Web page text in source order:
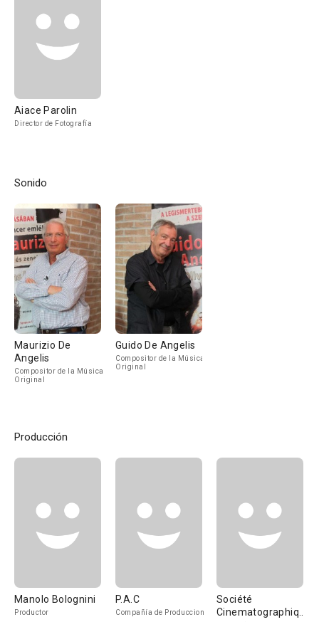
Aiace Parolin
Director de Fotografía
Sonido
Maurizio De
Angelis
Compositor de la Música
Original
Guido De Angelis
Compositor de la Música
Original
Producción
Manolo Bolognini
Productor
P.A.C
Compañía de Produccion
Société
Cinematographique